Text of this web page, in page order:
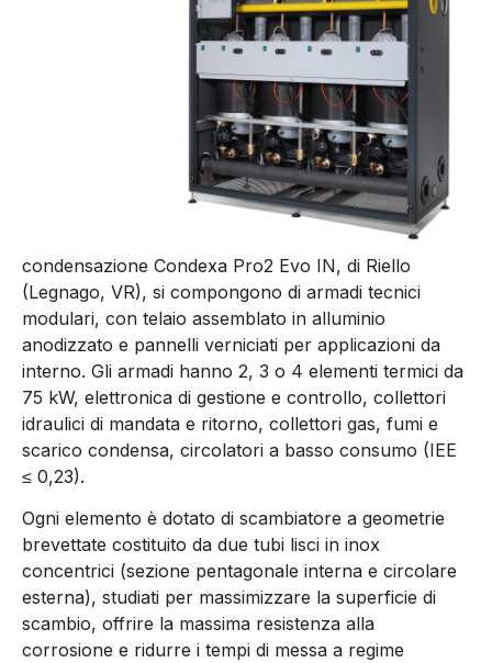
condensazione Condexa Pro2 Evo IN, di Riello
(Legnago, VR), si compongono di armadi tecnici
modulari, con telaio assemblato in alluminio
anodizzato e pannelli verniciati per applicazioni da
interno. Gli armadi hanno 2, 3 o 4 elementi termici da
75 kW, elettronica di gestione e controllo, collettori
idraulici di mandata e ritorno, collettori gas, fumi e
scarico condensa, circolatori a basso consumo (IEE
≤ 0,23).
Ogni elemento è dotato di scambiatore a geometrie
brevettate costituito da due tubi lisci in inox
concentrici (sezione pentagonale interna e circolare
esterna), studiati per massimizzare la superficie di
scambio, offrire la massima resistenza alla
corrosione e ridurre i tempi di messa a regime